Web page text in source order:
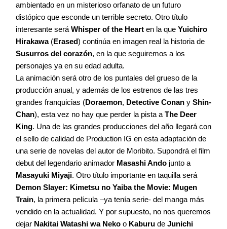
ambientado en un misterioso orfanato de un futuro
distópico que esconde un terrible secreto. Otro título
interesante será Whisper of the Heart en la que Yuichiro
Hirakawa (Erased) continúa en imagen real la historia de
Susurros del corazón, en la que seguiremos a los
personajes ya en su edad adulta.
La animación será otro de los puntales del grueso de la
producción anual, y además de los estrenos de las tres
grandes franquicias (Doraemon, Detective Conan y Shin-
Chan), esta vez no hay que perder la pista a The Deer
King. Una de las grandes producciones del año llegará con
el sello de calidad de Production IG en esta adaptación de
una serie de novelas del autor de Moribito. Supondrá el film
debut del legendario animador Masashi Ando junto a
Masayuki Miyaji. Otro título importante en taquilla será
Demon Slayer: Kimetsu no Yaiba the Movie: Mugen
Train, la primera película –ya tenía serie- del manga más
vendido en la actualidad. Y por supuesto, no nos queremos
dejar Nakitai Watashi wa Neko o Kaburu de Junichi